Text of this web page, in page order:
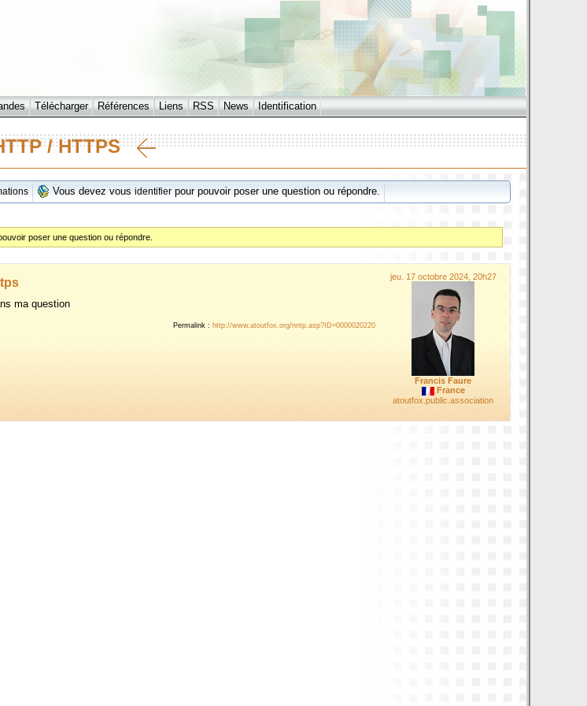
Télécharger Références Liens RSS News Identification
/ HTTPS
Vous devez vous identifier pour pouvoir poser une question ou répondre.
poser une question ou répondre.
jeu. 17 octobre 2024, 20h27
Francis Faure
France
atoutfox.public.association
ma question
Permalink : http://www.atoutfox.org/nntp.asp?ID=0000020220